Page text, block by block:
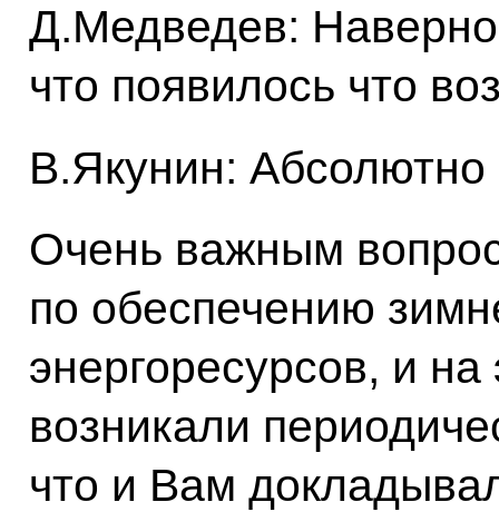
Д.Медведев:
что появилось что
В.Якунин: Абсолютно
Очень важным
по обеспечению
энергоресурсов, и
возникали
что и Вам